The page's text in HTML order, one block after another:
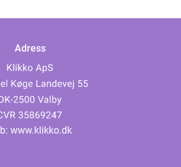
Adress
www.klikko.dk